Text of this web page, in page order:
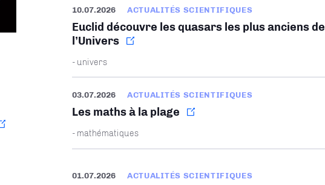
10.07.2026 ACTUALITÉS SCIENTIFIQUES
Euclid découvre les quasars les plus anciens de
l’Univers
- univers
03.07.2026 ACTUALITÉS SCIENTIFIQUES
Les maths à la plage
- mathématiques
01.07.2026 ACTUALITÉS SCIENTIFIQUES